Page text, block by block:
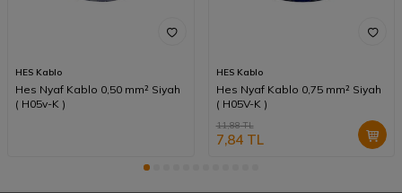
HES Kablo
Hes Nyaf Kablo 0,50 mm² Siyah
( H05v-K )
HES Kablo
Hes Nyaf Kablo 0,75 mm² Siyah
( H05V-K )
11,88TL
7,84TL